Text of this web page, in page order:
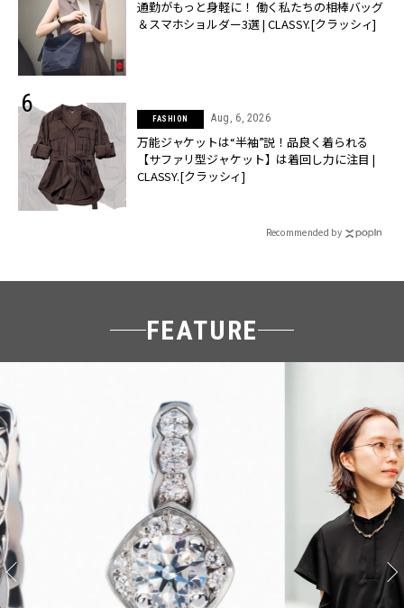
通勤がもっと身軽に！ 働く私たちの相棒バッグ
＆スマホショルダー3選 | CLASSY.[クラッシィ]
FASHION Aug, 6, 2026
万能ジャケットは“半袖”説！品良く着られる
【サファリ型ジャケット】は着回し力に注目 |
CLASSY.[クラッシィ]
Recommended by
FEATURE